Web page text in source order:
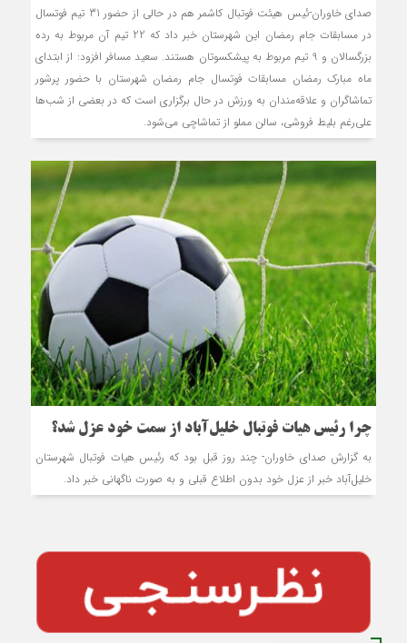
صدای خاوران-ئیس هیئت فوتبال کاشمر هم در حالی از حضور 31 تیم فوتسال
در مسابقات جام رمضان این شهرستان خبر داد که 22 تیم آن مربوط به رده
بزرگسالان و 9 تیم مربوط به پیشکسوتان هستند. سعید مسافر افزود: از ابتدای
ماه مبارک رمضان مسابقات فوتسال جام رمضان شهرستان با حضور پرشور
تماشاگران و علاقه‌مندان به ورزش در حال برگزاری است که در بعضی از شب‌ها
علی‌رغم بلیط فروشی، سالن مملو از تماشاچی می‌شود.
چرا رئیس هیات فوتبال خلیل‌آباد از سمت خود عزل شد؟
به گزارش صدای خاوران- چند روز قبل بود که رئیس هیات فوتبال شهرستان
خلیل‌آباد خبر از عزل خود بدون اطلاع قبلی و به صورت ناگهانی خبر داد.